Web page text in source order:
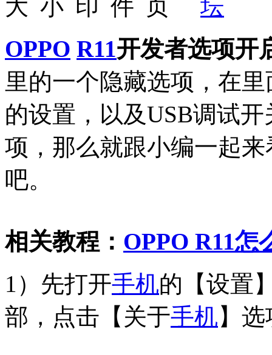
OPPO R11开发者选项开
里的一个隐藏选项，在
的设置，以及USB调试
项，那么就跟小编一起
吧。
相关教程： OPPO R11怎
1）先打开手机的【设置
部，点击【关于手机】